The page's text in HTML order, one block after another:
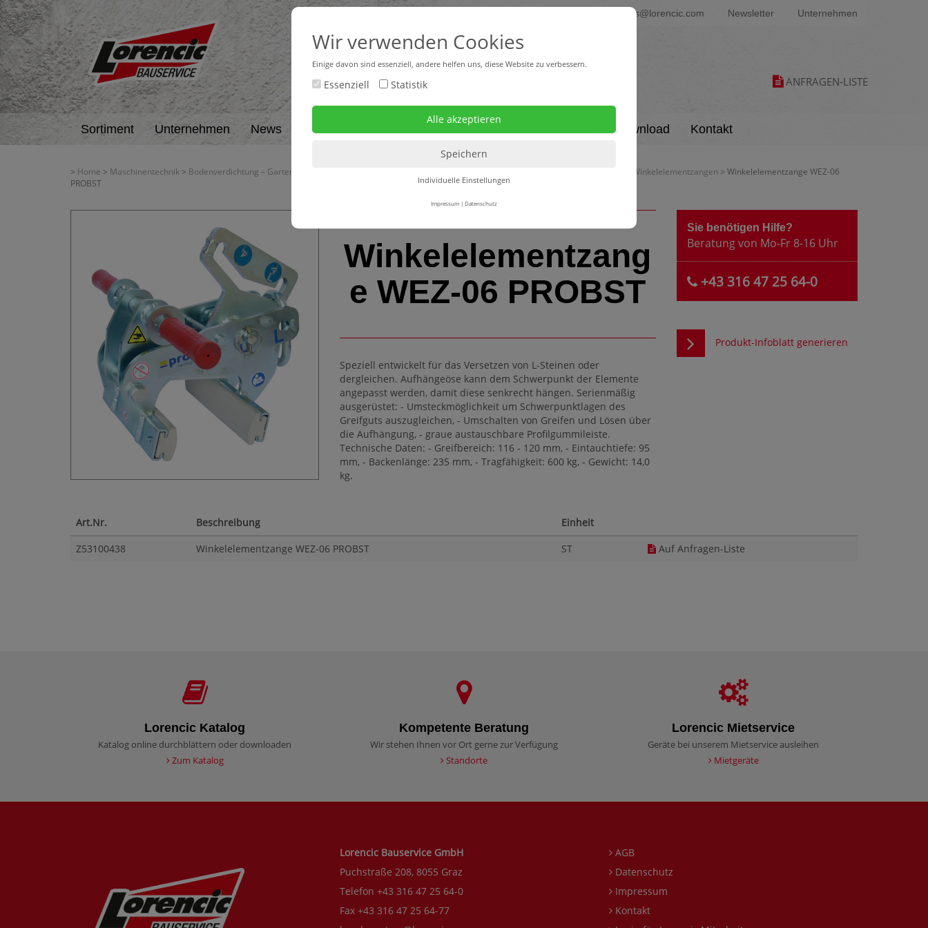
headquarters@lorencic.com Newsletter Unternehmen
ANFRAGEN-LISTE
Sortiment Unternehmen News Abverkauf neu + gebraucht Download Kontakt
> Home > Maschinentechnik > Bodenverdichtung – Garten- + Landschaftsbau Fertigteilzangen - Versetzangen - Winkelelementzangen > Winkelelementzange WEZ-06
PROBST
Winkelelementzang
e WEZ-06 PROBST
Speziell entwickelt für das Versetzen von L-Steinen oder
dergleichen. Aufhängeöse kann dem Schwerpunkt der Elemente
angepasst werden, damit diese senkrecht hängen. Serienmäßig
ausgerüstet: - Umsteckmöglichkeit um Schwerpunktlagen des
Greifguts auszugleichen, - Umschalten von Greifen und Lösen über
die Aufhängung, - graue austauschbare Profilgummileiste.
Technische Daten: - Greifbereich: 116 - 120 mm, - Eintauchtiefe: 95
mm, - Backenlänge: 235 mm, - Tragfähigkeit: 600 kg, - Gewicht: 14,0
kg.
Sie benötigen Hilfe?
Beratung von Mo-Fr 8-16 Uhr
+43 316 47 25 64-0
Produkt-Infoblatt generieren
Art.Nr. Beschreibung
Einheit
Z53100438
Winkelelementzange WEZ-06 PROBST ST Auf Anfragen-Liste
Lorencic Katalog
Katalog online durchblättern oder downloaden
Zum Katalog
Kompetente Beratung
Wir stehen Ihnen vor Ort gerne zur Verfügung
Standorte
Lorencic Mietservice
Geräte bei unserem Mietservice ausleihen
Mietgeräte
Lorencic Bauservice GmbH
Puchstraße 208, 8055 Graz
Telefon +43 316 47 25 64-0
Fax +43 316 47 25 64-77
AGB
Datenschutz
Impressum
Kontakt
Wir verwenden Cookies
Einige davon sind essenziell, andere helfen uns, diese Website zu verbessern.
Essenziell Statistik
Individuelle Einstellungen
Impressum | Datenschutz